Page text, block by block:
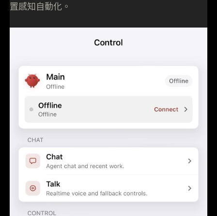
置感知自動化。